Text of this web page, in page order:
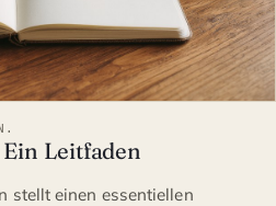
Leitfaden
stellt einen essentiellen